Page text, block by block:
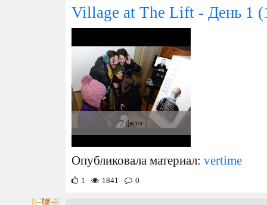
Village at The Lift - День 1
2 фото
Опубликовала материал: vertime
1 1841 0